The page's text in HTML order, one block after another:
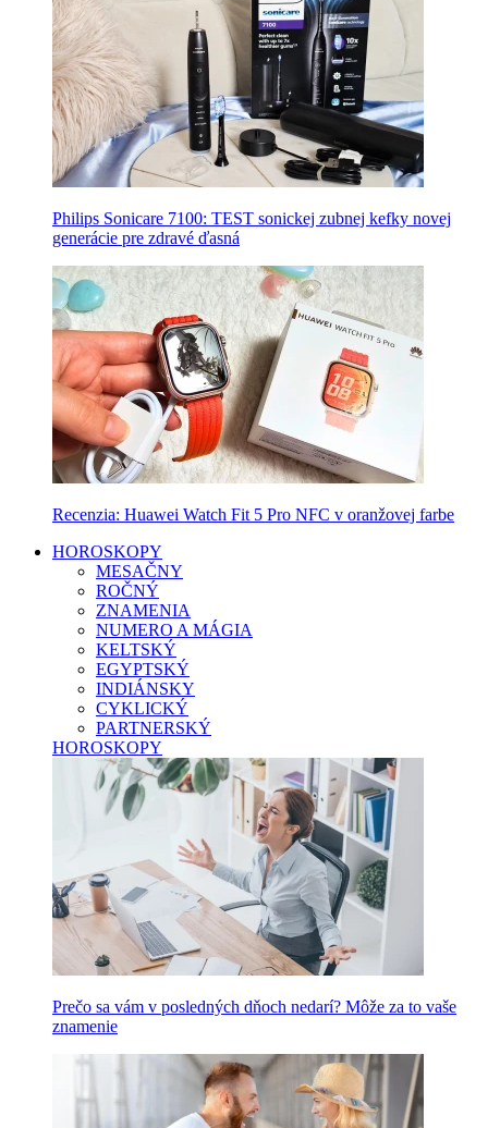
Philips Sonicare 7100: TEST sonickej zubnej kefky novej
generácie pre zdravé ďasná
Recenzia: Huawei Watch Fit 5 Pro NFC v oranžovej farbe
HOROSKOPY
MESAČNY
ROČNÝ
ZNAMENIA
NUMERO A MÁGIA
KELTSKÝ
EGYPTSKÝ
INDIÁNSKY
CYKLICKÝ
PARTNERSKÝ
HOROSKOPY
Prečo sa vám v posledných dňoch nedarí? Môže za to vaše
znamenie